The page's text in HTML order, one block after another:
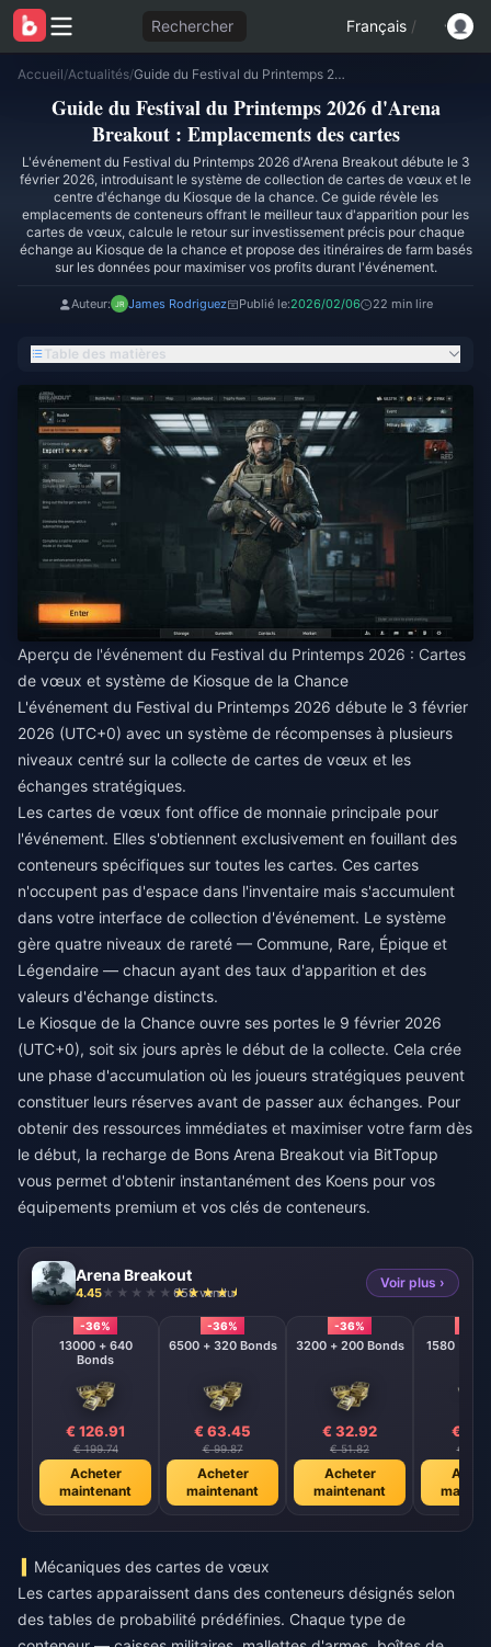
Rechercher Français /
Accueil/Actualités/ Guide du Festival du Printemps 2026 d'Arena Breakout : Emplacements des cartes
Guide du Festival du Printemps 2026 d'Arena
Breakout : Emplacements des cartes
L'événement du Festival du Printemps 2026 d'Arena Breakout débute le 3
février 2026, introduisant le système de collection de cartes de vœux et le
centre d'échange du Kiosque de la chance. Ce guide révèle les
emplacements de conteneurs offrant le meilleur taux d'apparition pour les
cartes de vœux, calcule le retour sur investissement précis pour chaque
échange au Kiosque de la chance et propose des itinéraires de farm basés
sur les données pour maximiser vos profits durant l'événement.
Auteur: James Rodriguez Publié le:2026/02/06 22 min lire
Table des matières
Aperçu de l'événement du Festival du Printemps 2026 : Cartes
de vœux et système de Kiosque de la Chance
L'événement du Festival du Printemps 2026 débute le 3 février
2026 (UTC+0) avec un système de récompenses à plusieurs
niveaux centré sur la collecte de cartes de vœux et les
échanges stratégiques.
Les cartes de vœux font office de monnaie principale pour
l'événement. Elles s'obtiennent exclusivement en fouillant des
conteneurs spécifiques sur toutes les cartes. Ces cartes
n'occupent pas d'espace dans l'inventaire mais s'accumulent
dans votre interface de collection d'événement. Le système
gère quatre niveaux de rareté — Commune, Rare, Épique et
Légendaire — chacun ayant des taux d'apparition et des
valeurs d'échange distincts.
Le Kiosque de la Chance ouvre ses portes le 9 février 2026
(UTC+0), soit six jours après le début de la collecte. Cela crée
une phase d'accumulation où les joueurs stratégiques peuvent
constituer leurs réserves avant de passer aux échanges. Pour
obtenir des ressources immédiates et maximiser votre farm dès
le début, la recharge de Bons Arena Breakout via BitTopup
vous permet d'obtenir instantanément des Koens pour vos
équipements premium et vos clés de conteneurs.
Arena Breakout
4.45 658 vendu
Voir plus ›
-36%
13000 + 640
Bonds
€ 126.91
€ 199.74
Acheter
maintenant
-36%
6500 + 320 Bonds
€ 63.45
€ 99.87
Acheter
maintenant
-36%
3200 + 200 Bonds
€ 32.92
€ 51.82
Acheter
maintenant
€
€
Mécaniques des cartes de vœux
Les cartes apparaissent dans des conteneurs désignés selon
des tables de probabilité prédéfinies. Chaque type de